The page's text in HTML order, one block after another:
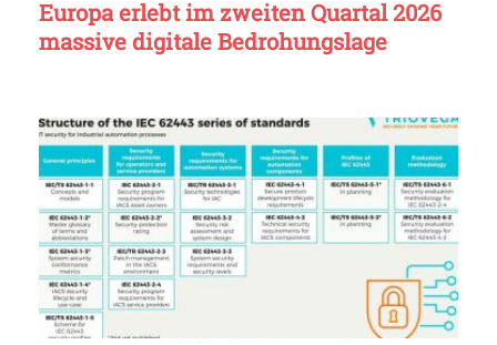
Europa erlebt im zweiten Quartal 2026
massive digitale Bedrohungslage